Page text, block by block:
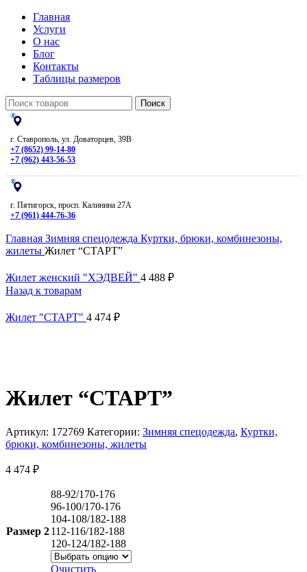
Главная
Услуги
О нас
Блог
Контакты
Таблицы размеров
Поиск
г. Ставрополь, ул. Доваторцев, 39В
+7 (8652) 99-14-80
+7 (962) 443-56-53
г. Пятигорск, просп. Калинина 27А
+7 (961) 444-76-36
Главная Зимняя спецодежда Куртки, брюки, комбинезоны,
жилеты Жилет “СТАРТ”
Жилет женский "ХЭДВЕЙ" 4 488 ₽
Назад к товарам
Жилет "СТАРТ" 4 474 ₽
Жилет “СТАРТ”
Артикул: 172769 Категории: Зимняя спецодежда, Куртки,
брюки, комбинезоны, жилеты
4 474 ₽
Размер 2
88-92/170-176
96-100/170-176
104-108/182-188
112-116/182-188
120-124/182-188
Очистить